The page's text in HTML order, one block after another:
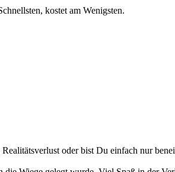
kostet am Wenigsten.
oder bist Du einfach nur